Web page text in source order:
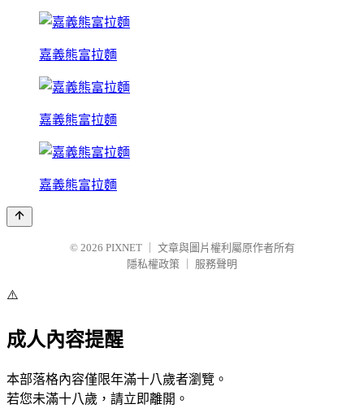
嘉義熊富拉麵
嘉義熊富拉麵
嘉義熊富拉麵
© 2026 PIXNET
文章與圖片權利屬原作者所有
隱私權政策
服務聲明
⚠️
成人內容提醒
本部落格內容僅限年滿十八歲者瀏覽。
若您未滿十八歲，請立即離開。